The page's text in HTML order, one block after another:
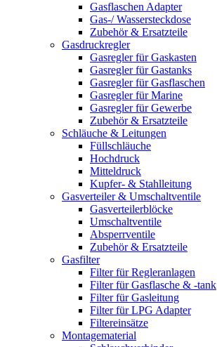
Gasflaschen Adapter
Gas-/ Wassersteckdose
Zubehör & Ersatzteile
Gasdruckregler
Gasregler für Gaskasten
Gasregler für Gastanks
Gasregler für Gasflaschen
Gasregler für Marine
Gasregler für Gewerbe
Zubehör & Ersatzteile
Schläuche & Leitungen
Füllschläuche
Hochdruck
Mitteldruck
Kupfer- & Stahlleitung
Gasverteiler & Umschaltventile
Gasverteilerblöcke
Umschaltventile
Absperrventile
Zubehör & Ersatzteile
Gasfilter
Filter für Regleranlagen
Filter für Gasflasche & -tank
Filter für Gasleitung
Filter für LPG Adapter
Filtereinsätze
Montagematerial